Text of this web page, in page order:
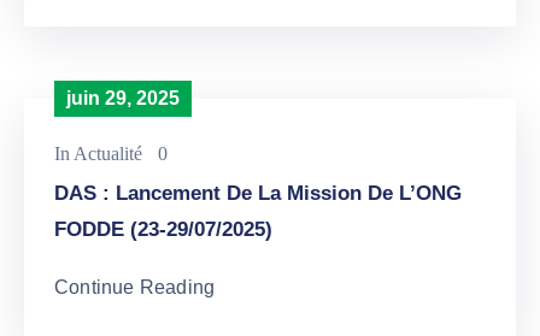
juin 29, 2025
In Actualité 0
DAS : Lancement De La Mission De L’ONG
FODDE (23-29/07/2025)
Continue Reading